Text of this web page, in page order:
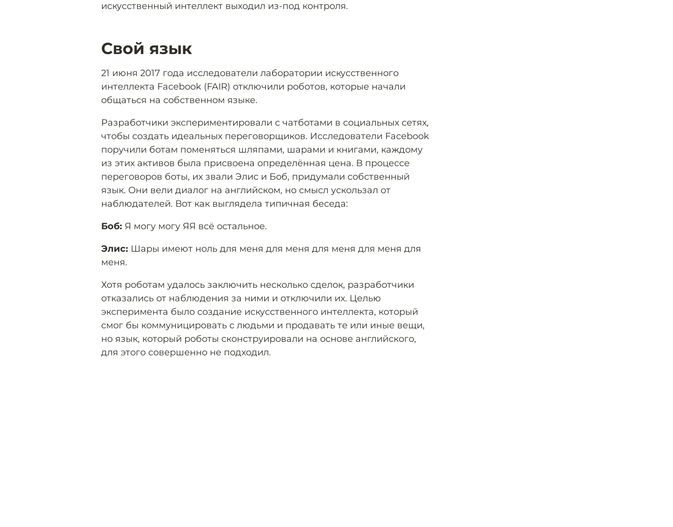
искусственный интеллект выходил из-под контроля.
Свой язык
21 июня 2017 года исследователи лаборатории искусственного
интеллекта Facebook (FAIR) отключили роботов, которые начали
общаться на собственном языке.
Разработчики экспериментировали с чатботами в социальных сетях,
чтобы создать идеальных переговорщиков. Исследователи Facebook
поручили ботам поменяться шляпами, шарами и книгами, каждому
из этих активов была присвоена определённая цена. В процессе
переговоров боты, их звали Элис и Боб, придумали собственный
язык. Они вели диалог на английском, но смысл ускользал от
наблюдателей. Вот как выглядела типичная беседа:
Боб: Я могу могу ЯЯ всё остальное.
Элис: Шары имеют ноль для меня для меня для меня для меня для
меня.
Хотя роботам удалось заключить несколько сделок, разработчики
отказались от наблюдения за ними и отключили их. Целью
эксперимента было создание искусственного интеллекта, который
смог бы коммуницировать с людьми и продавать те или иные вещи,
но язык, который роботы сконструировали на основе английского,
для этого совершенно не подходил.